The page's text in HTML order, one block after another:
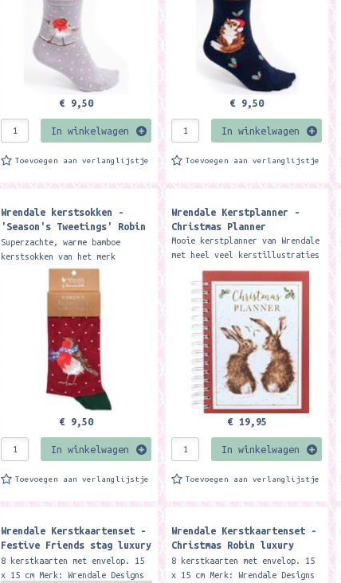
€ 9,50
In winkelwagen
Toevoegen aan verlanglijstje
€ 9,50
In winkelwagen
Toevoegen aan verlanglijstje
Wrendale kerstsokken -
'Season's Tweetings' Robin
Socks ​
Superzachte, warme bamboe
kerstsokken van het merk
Wrendale Designs. De sokken
zijn gemaakt van 100% Oeko-Tex
bamboe. Het materiaal is zacht,
€ 9,50
In winkelwagen
Toevoegen aan verlanglijstje
Wrendale Kerstplanner -
Christmas Planner
Mooie kerstplanner van Wrendale
met heel veel kerstillustraties
De perfecte manier om
georganiseerd te blijven
tijdens de feestdagen. Met...
€ 19,95
In winkelwagen
Toevoegen aan verlanglijstje
Wrendale Kerstkaartenset -
Festive Friends stag luxury
boxed Christmas cards
8 kerstkaarten met envelop. 15
x 15 cm Merk: Wrendale Designs
Wrendale Kerstkaartenset -
Christmas Robin luxury
boxed Christmas cards
8 kerstkaarten met envelop. 15
x 15 cm Merk: Wrendale Designs